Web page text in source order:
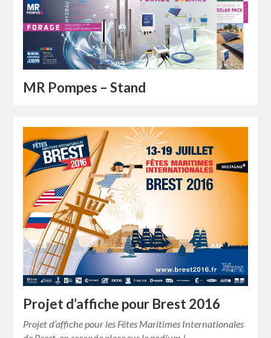
MR Pompes – Stand
Projet d’affiche pour Brest 2016
Projet d’affiche pour les Fêtes Maritimes Internationales